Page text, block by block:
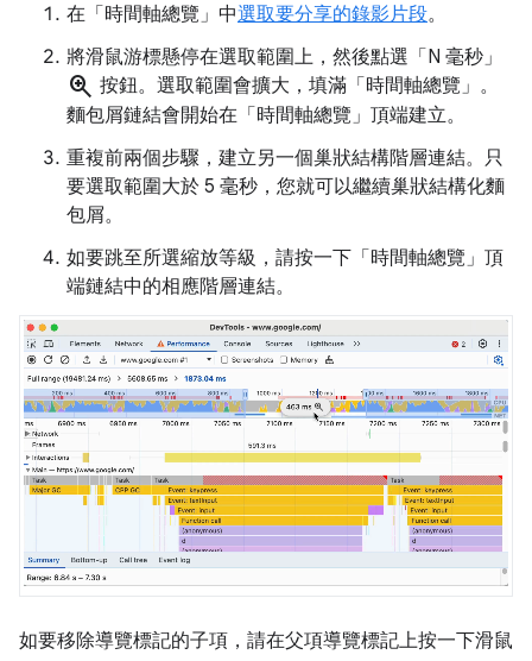
在「時間軸總覽」 中選取要分享的錄影片段。
將滑鼠游標懸停在選取範圍上，然後點選「N 毫秒」
zoom_in 按鈕。選取範圍會擴大，填滿「時間軸總覽」 。
麵包屑鏈結會開始在「時間軸總覽」 頂端建立。
重複前兩個步驟，建立另一個巢狀結構階層連結。只
要選取範圍大於 5 毫秒，您就可以繼續巢狀結構化麵
包屑。
如要跳至所選縮放等級，請按一下「時間軸總覽」 頂
端鏈結中的相應階層連結。
如要移除導覽標記的子項，請在父項導覽標記上按一下滑鼠